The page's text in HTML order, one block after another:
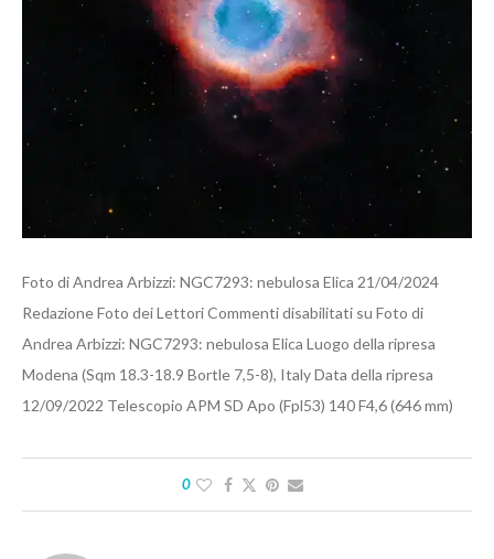
Foto di Andrea Arbizzi: NGC7293: nebulosa Elica 21/04/2024
Redazione Foto dei Lettori Commenti disabilitati su Foto di
Andrea Arbizzi: NGC7293: nebulosa Elica Luogo della ripresa
Modena (Sqm 18.3-18.9 Bortle 7,5-8), Italy Data della ripresa
12/09/2022 Telescopio APM SD Apo (Fpl53) 140 F4,6 (646 mm)
0